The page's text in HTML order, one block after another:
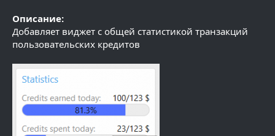
Описание:
Добавляет виджет с общей статистикой транзакций
пользовательских кредитов